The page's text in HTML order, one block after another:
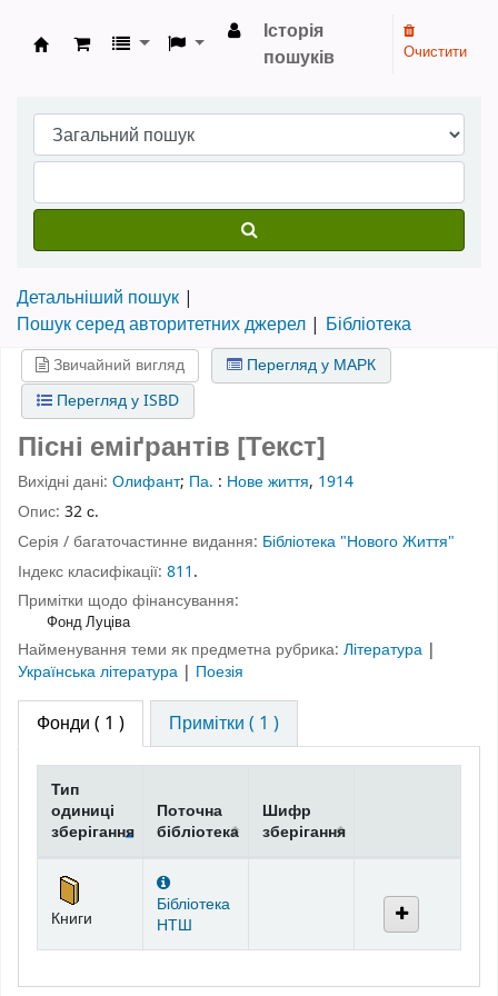
Бібліотека НТШ › Електронний каталог
Історія
пошуків
Очистити
Детальніший пошук
Пошук серед авторитетних джерел
Бібліотека
Звичайний вигляд
Перегляд у МАРК
Перегляд у ISBD
Пісні еміґрантів [Текст]
Вихідні дані: Олифант; Па. : Нове життя, 1914
Опис: 32 с.
Серія / багаточастинне видання: Бібліотека "Нового Життя"
Індекс класифікації: 811.
Примітки щодо фінансування:
Фонд Луціва
Найменування теми як предметна рубрика: Література |
Українська література | Поезія
Фонди ( 1 ) Примітки ( 1 )
Фонди
Тип
одиниці
зберігання
Поточна
бібліотека
Шифр
зберігання
Книги
Бібліотека
НТШ